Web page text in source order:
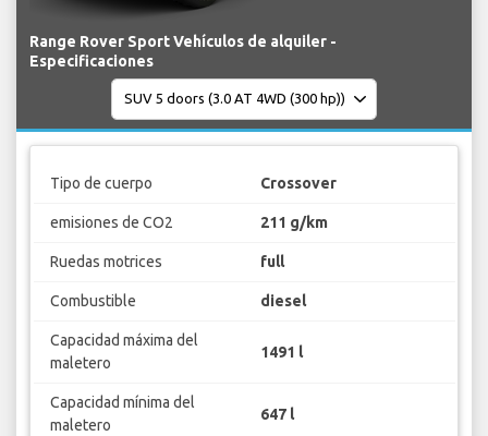
Range Rover Sport Vehículos de alquiler -
Especificaciones
Tipo de cuerpo Crossover
emisiones de CO2 211 g/km
Ruedas motrices full
Combustible diesel
Capacidad máxima del
maletero
1491 l
Capacidad mínima del
maletero
647 l